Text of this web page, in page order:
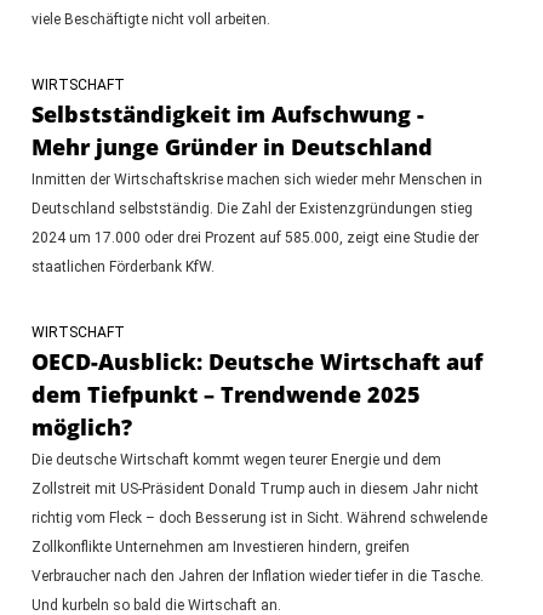
viele Beschäftigte nicht voll arbeiten.
WIRTSCHAFT
Selbstständigkeit im Aufschwung -
Mehr junge Gründer in Deutschland
Inmitten der Wirtschaftskrise machen sich wieder mehr Menschen in
Deutschland selbstständig. Die Zahl der Existenzgründungen stieg
2024 um 17.000 oder drei Prozent auf 585.000, zeigt eine Studie der
staatlichen Förderbank KfW.
WIRTSCHAFT
OECD-Ausblick: Deutsche Wirtschaft auf
dem Tiefpunkt – Trendwende 2025
möglich?
Die deutsche Wirtschaft kommt wegen teurer Energie und dem
Zollstreit mit US-Präsident Donald Trump auch in diesem Jahr nicht
richtig vom Fleck – doch Besserung ist in Sicht. Während schwelende
Zollkonflikte Unternehmen am Investieren hindern, greifen
Verbraucher nach den Jahren der Inflation wieder tiefer in die Tasche.
Und kurbeln so bald die Wirtschaft an.